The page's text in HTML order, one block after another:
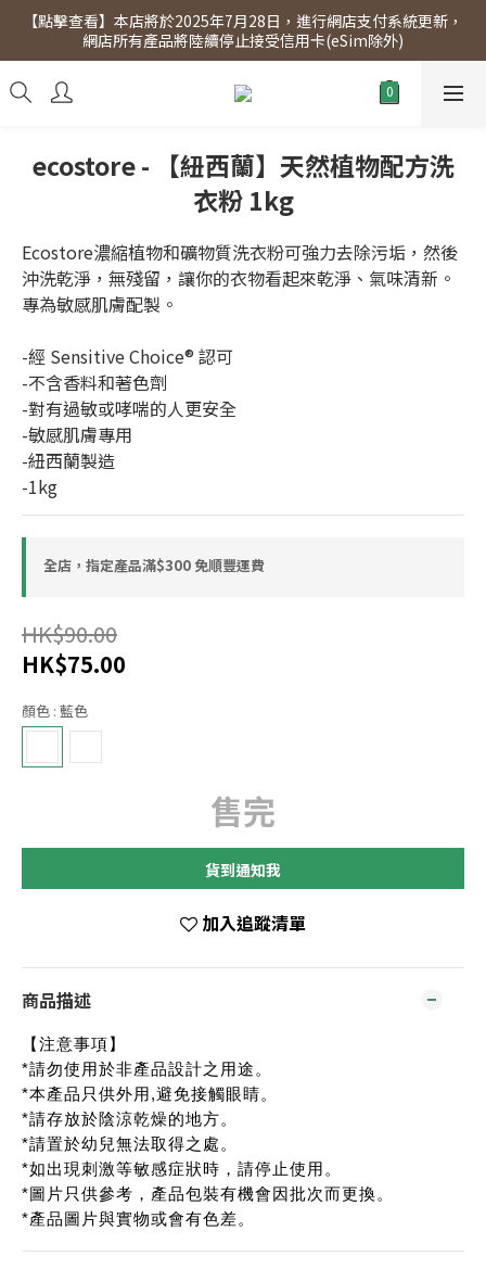
【點擊查看】會員專享 星期三全單95折!!!（優惠期至2026年12月
31日）。滿$300即免運費。
【點擊查看】本店將於2025年7月28日，進行網店支付系統更新，
網店所有產品將陸續停止接受信用卡(eSim除外)
【點擊查看】會員專享 星期三全單95折!!!（優惠期至2026年12月
31日）。滿$300即免運費。
ecostore - 【紐西蘭】天然植物配方洗
衣粉 1kg
Ecostore濃縮植物和礦物質洗衣粉可強力去除污垢，然後
沖洗乾淨，無殘留，讓你的衣物看起來乾淨、氣味清新。
專為敏感肌膚配製。
-經 Sensitive Choice® 認可
-不含香料和著色劑
-對有過敏或哮喘的人更安全
-敏感肌膚專用
-紐西蘭製造
-1kg
全店，指定產品滿$300 免順豐運費
HK$90.00
HK$75.00
顏色 : 藍色
售完
貨到通知我
加入追蹤清單
商品描述
【注意事項】
*請勿使用於非產品設計之用途。
*本產品只供外用,避免接觸眼睛。
*請存放於陰涼乾燥的地方。
*請置於幼兒無法取得之處。
*如出現刺激等敏感症狀時，請停止使用。
*圖片只供參考，產品包裝有機會因批次而更換。
*產品圖片與實物或會有色差。